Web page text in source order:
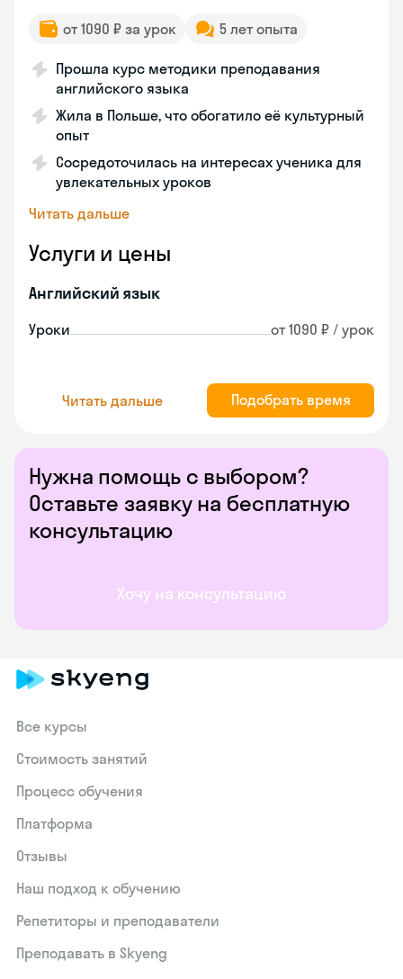
Нужна помощь с выбором?
Оставьте заявку на бесплатную
консультацию
Хочу на консультацию
от 1090 ₽ за урок 5 лет опыта
Прошла курс методики преподавания
английского языка
Жила в Польше, что обогатило её культурный
опыт
Сосредоточилась на интересах ученика для
увлекательных уроков
Читать дальше
Услуги и цены
Английский язык
Уроки от 1090 ₽ / урок
Читать дальше Подобрать время
Все курсы
Стоимость занятий
Процесс обучения
Платформа
Отзывы
Наш подход к обучению
Репетиторы и преподаватели
Преподавать в Skyeng